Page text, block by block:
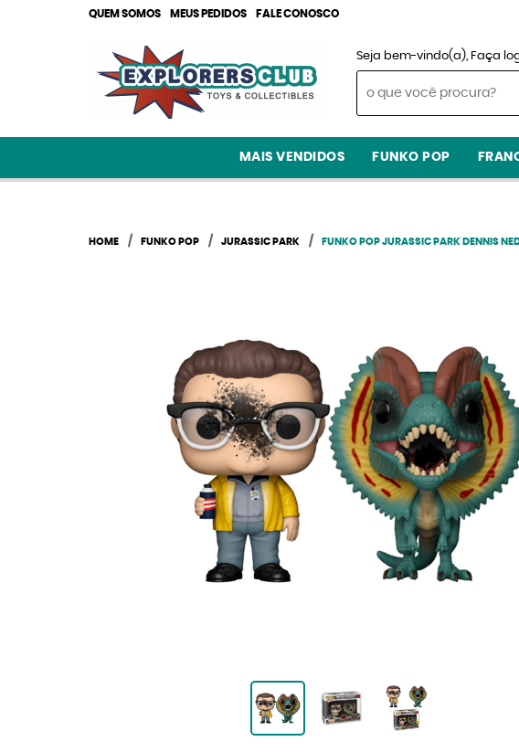
QUEM SOMOS MEUS PEDIDOS FALE CONOSCO
Seja bem-vindo(a), Faça
MAIS VENDIDOS FUNKO POP
HOME FUNKO POP JURASSIC PARK FUNKO POP JURASSIC PARK DENNIS